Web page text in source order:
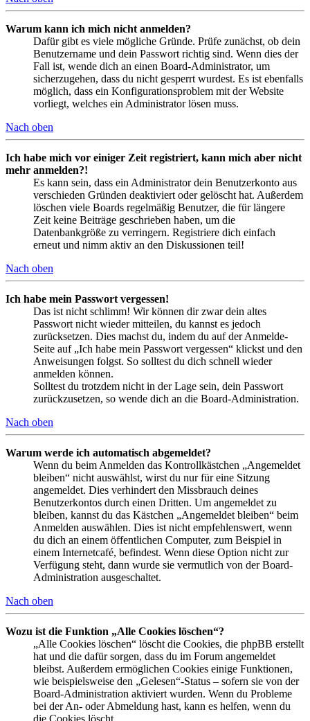
Warum kann ich mich nicht anmelden?
Dafür gibt es viele mögliche Gründe. Prüfe zunächst, ob dein
Benutzername und dein Passwort richtig sind. Wenn dies der
Fall ist, wende dich an einen Board-Administrator, um
sicherzugehen, dass du nicht gesperrt wurdest. Es ist ebenfalls
möglich, dass ein Konfigurationsproblem mit der Website
vorliegt, welches ein Administrator lösen muss.
Nach oben
Ich habe mich vor einiger Zeit registriert, kann mich aber nicht
mehr anmelden?!
Es kann sein, dass ein Administrator dein Benutzerkonto aus
verschieden Gründen deaktiviert oder gelöscht hat. Außerdem
löschen viele Boards regelmäßig Benutzer, die für längere
Zeit keine Beiträge geschrieben haben, um die
Datenbankgröße zu verringern. Registriere dich einfach
erneut und nimm aktiv an den Diskussionen teil!
Nach oben
Ich habe mein Passwort vergessen!
Das ist nicht schlimm! Wir können dir zwar dein altes
Passwort nicht wieder mitteilen, du kannst es jedoch
zurücksetzen. Dies machst du, indem du auf der Anmelde-
Seite auf „Ich habe mein Passwort vergessen“ klickst und den
Anweisungen folgst. So solltest du dich schnell wieder
anmelden können.
Solltest du trotzdem nicht in der Lage sein, dein Passwort
zurückzusetzen, so wende dich an die Board-Administration.
Nach oben
Warum werde ich automatisch abgemeldet?
Wenn du beim Anmelden das Kontrollkästchen „Angemeldet
bleiben“ nicht auswählst, wirst du nur für eine Sitzung
angemeldet. Dies verhindert den Missbrauch deines
Benutzerkontos durch einen Dritten. Um angemeldet zu
bleiben, kannst du das Kästchen „Angemeldet bleiben“ beim
Anmelden auswählen. Dies ist nicht empfehlenswert, wenn
du dich an einem öffentlichen Computer, zum Beispiel in
einem Internetcafé, befindest. Wenn diese Option nicht zur
Verfügung steht, dann wurde sie vermutlich von der Board-
Administration ausgeschaltet.
Nach oben
Wozu ist die Funktion „Alle Cookies löschen“?
„Alle Cookies löschen“ löscht die Cookies, die phpBB erstellt
hat und die dafür sorgen, dass du im Forum angemeldet
bleibst. Außerdem ermöglichen Cookies einige Funktionen,
wie beispielsweise den „Gelesen“-Status – sofern sie von der
Board-Administration aktiviert wurden. Wenn du Probleme
bei der An- oder Abmeldung hast, kann es helfen, wenn du
die Cookies löscht.